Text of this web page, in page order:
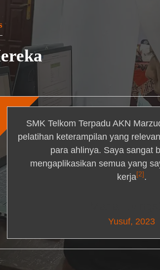
SMK Telkom Terpadu AKN
pelatihan keterampilan yang
para ahlinya. Saya sangat
mengaplikasikan semua yang
kerja[2].
Yusuf, 2023